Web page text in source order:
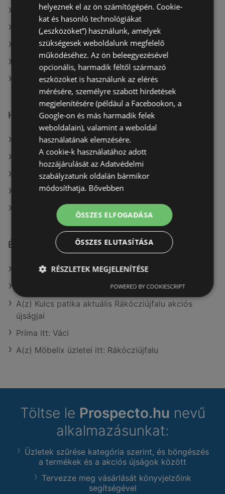
A(z) Müller HU aktuális akciós újságjai
A(z) Metro aktuális akciós újságjai
A(z) Tesco aktuális akciós újságjai
A(z) ÁRKLUB aktuális akciós újságjai
A(z) COOP Szolnok Zrt. üzletei itt: Téti
Hasonló kiskereskedők
A(z) Penny-Market Kft. ajánlatai
A(z) Privát ajánlatai
A(z) Family Frost ajánlatai
A(z) Ecofamily ajánlatai
A(z) Privát max ajánlatai
Érdeklődésre számot tartó elemek itt:
C&A itt: Nyíregyházai
A(z) Kulcs patika aktuális Rákócziújfalu akciós
újságjai
Príma itt: Váci
A(z) Möbelix üzletei itt: Rákócziújfalu
Töltse le Prospecto.hu nevű
alkalmazásunkat:
Üzletek szűrése kategória szerint, és böngészés
a termékek és a akciós újságok között
Tervezze meg vásárlását könyvjelzőink
segítségével
helyeznek el az ön számítógépén. Cookie-
kat és hasonló technológiákat
(„eszközöket”) használunk, amelyek
szükségesek weboldalunk megfelelő
működéséhez. Az ön beleegyezésével
opcionális, harmadik féltől származó
eszközöket is használunk az elérés
mérésére, személyre szabott hirdetések
megjelenítésére (például a Facebookon, a
Google-on és más harmadik felek
weboldalain), valamint a weboldal
használatának elemzésére.
A cookie-k használatához adott
hozzájárulását az Adatvédelmi
szabályzatunk oldalán bármikor
módosíthatja. Bővebben
ÖSSZES ELFOGADÁSA
ÖSSZES ELUTASÍTÁSA
RÉSZLETEK MEGJELENÍTÉSE
POWERED BY COOKIESCRIPT